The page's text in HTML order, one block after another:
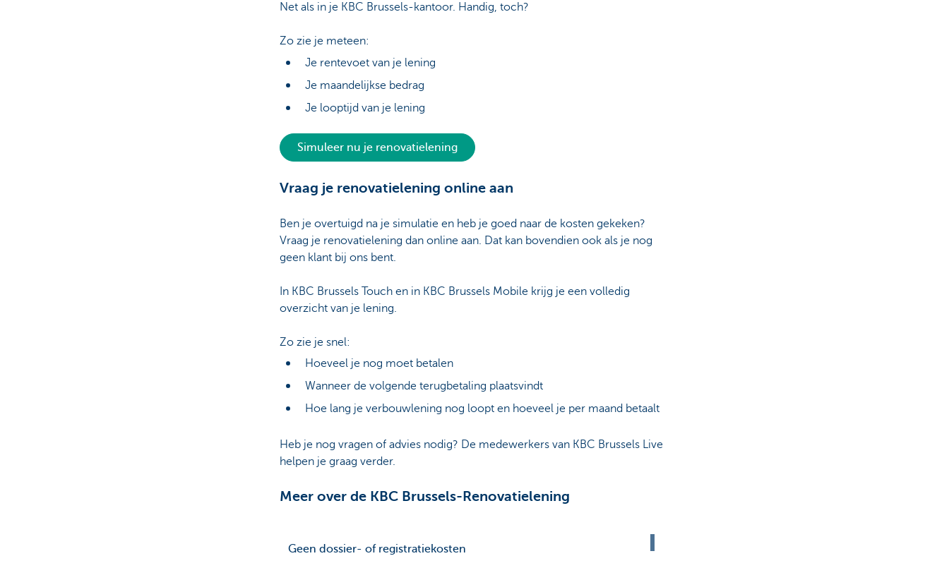
Net als in je KBC Brussels-kantoor. Handig, toch?
Zo zie je meteen:
Je rentevoet van je lening
Je maandelijkse bedrag
Je looptijd van je lening
Simuleer nu je renovatielening
Vraag je renovatielening online aan
Ben je overtuigd na je simulatie en heb je goed naar de kosten gekeken?
Vraag je renovatielening dan online aan. Dat kan bovendien ook als je nog
geen klant bij ons bent.
In KBC Brussels Touch en in KBC Brussels Mobile krijg je een volledig
overzicht van je lening.
Zo zie je snel:
Hoeveel je nog moet betalen
Wanneer de volgende terugbetaling plaatsvindt
Hoe lang je verbouwlening nog loopt en hoeveel je per maand betaalt
Heb je nog vragen of advies nodig? De medewerkers van KBC Brussels Live
helpen je graag verder.
Meer over de KBC Brussels-Renovatielening
Geen dossier- of registratiekosten